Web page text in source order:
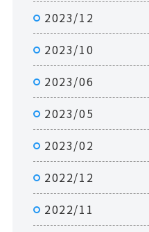
2023/12
2023/10
2023/06
2023/05
2023/02
2022/12
2022/11